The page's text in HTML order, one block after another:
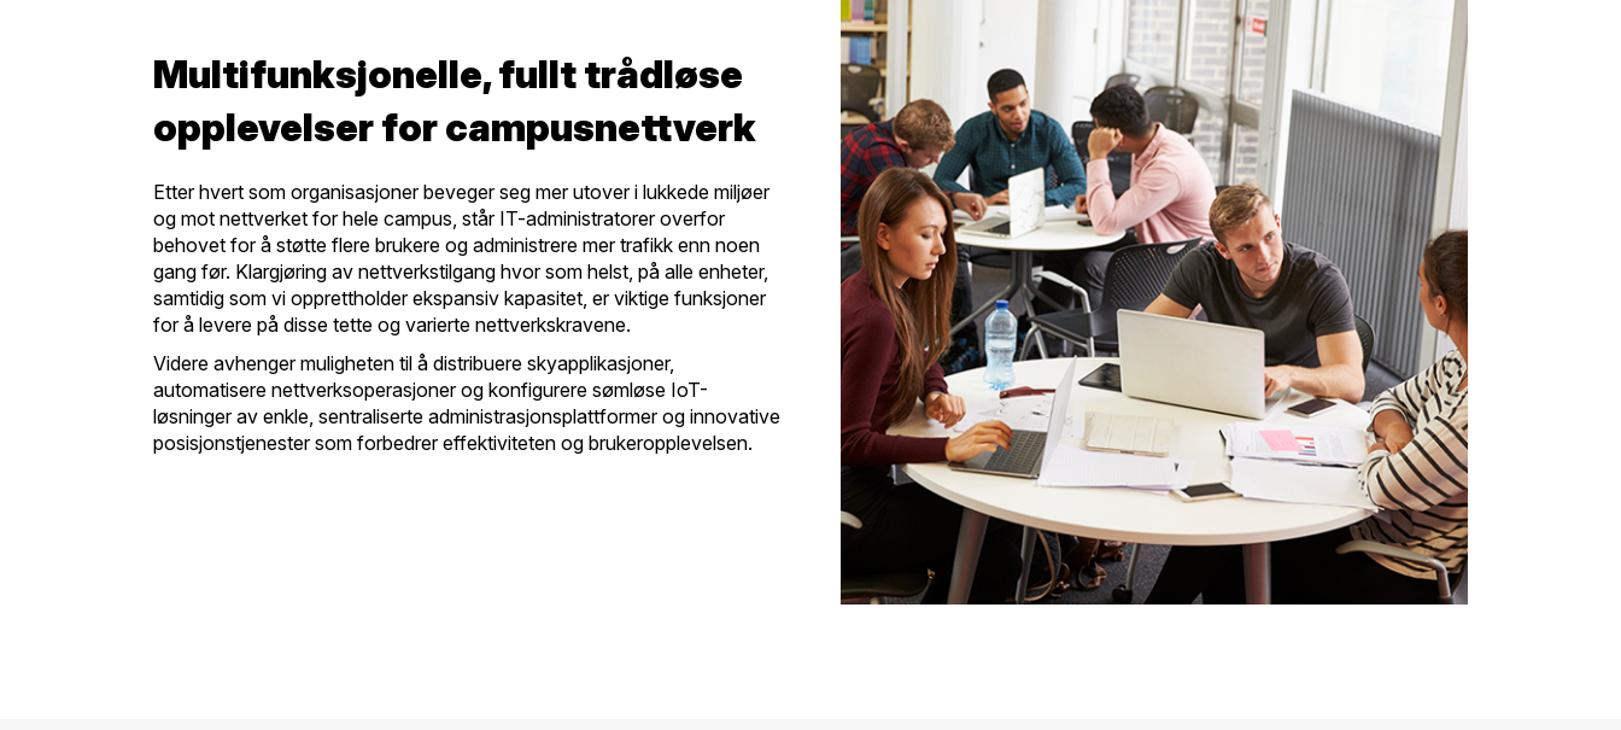
Multifunksjonelle, fullt trådløse
opplevelser for campusnettverk
Etter hvert som organisasjoner beveger seg mer utover i lukkede miljøer
og mot nettverket for hele campus, står IT-administratorer overfor
behovet for å støtte flere brukere og administrere mer trafikk enn noen
gang før. Klargjøring av nettverkstilgang hvor som helst, på alle enheter,
samtidig som vi opprettholder ekspansiv kapasitet, er viktige funksjoner
for å levere på disse tette og varierte nettverkskravene.
Videre avhenger muligheten til å distribuere skyapplikasjoner,
automatisere nettverksoperasjoner og konfigurere sømløse IoT-
løsninger av enkle, sentraliserte administrasjonsplattformer og innovative
posisjonstjenester som forbedrer effektiviteten og brukeropplevelsen.